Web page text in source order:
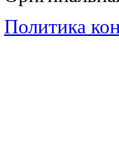
Политика